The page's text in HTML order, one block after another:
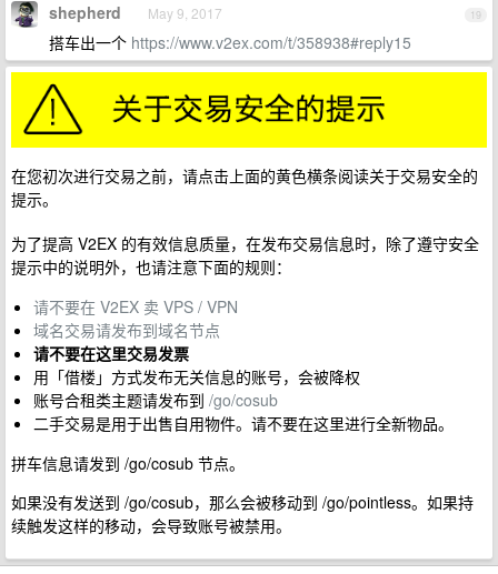
19
shepherd May 9, 2017
搭车出一个 https://www.v2ex.com/t/358938#reply15
在您初次进行交易之前，请点击上面的黄色横条阅读关于交易安全的
提示。
为了提高 V2EX 的有效信息质量，在发布交易信息时，除了遵守安全
提示中的说明外，也请注意下面的规则：
请不要在 V2EX 卖 VPS / VPN
域名交易请发布到域名节点
请不要在这里交易发票
用「借楼」方式发布无关信息的账号，会被降权
账号合租类主题请发布到 /go/cosub
二手交易是用于出售自用物件。请不要在这里进行全新物品。
拼车信息请发到 /go/cosub 节点。
如果没有发送到 /go/cosub，那么会被移动到 /go/pointless。如果持
续触发这样的移动，会导致账号被禁用。